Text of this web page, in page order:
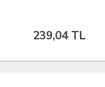
239,04 TL